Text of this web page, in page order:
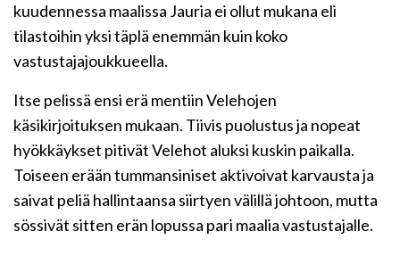
kuudennessa maalissa Jauria ei ollut mukana eli
tilastoihin yksi täplä enemmän kuin koko
vastustajajoukkueella.
Itse pelissä ensi erä mentiin Velehojen
käsikirjoituksen mukaan. Tiivis puolustus ja nopeat
hyökkäykset pitivät Velehot aluksi kuskin paikalla.
Toiseen erään tummansiniset aktivoivat karvausta ja
saivat peliä hallintaansa siirtyen välillä johtoon, mutta
sössivät sitten erän lopussa pari maalia vastustajalle.